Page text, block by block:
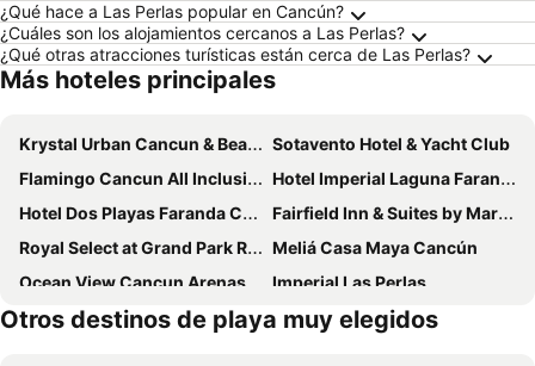
¿Qué hace a Las Perlas popular en Cancún?
¿Cuáles son los alojamientos cercanos a Las Perlas?
¿Qué otras atracciones turísticas están cerca de Las Perlas?
Más hoteles principales
Krystal Urban Cancun & Beach Club
Sotavento Hotel & Yacht Club
Flamingo Cancun All Inclusive
Hotel Imperial Laguna Faranda Cancún
Hotel Dos Playas Faranda Cancún
Fairfield Inn & Suites by Marriott Cancun Airport
Royal Select at Grand Park Royal Cancún - All Inclusive - Adults Only
Meliá Casa Maya Cancún
Ocean View Cancun Arenas
Imperial Las Perlas
Aloft by Marriott Cancun
Hotel Chi Ibal Hu Cancun
Otros destinos de playa muy elegidos